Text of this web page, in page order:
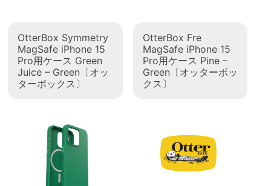
OtterBox Symmetry
MagSafe iPhone 15
Pro用ケース Green
Juice – Green〔オッ
ターボックス〕
OtterBox Fre
MagSafe iPhone 15
Pro用ケース Pine –
Green〔オッターボッ
クス〕